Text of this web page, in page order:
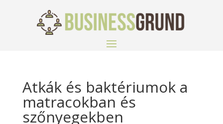
Atkák és baktériumok a
matracokban és
szőnyegekben